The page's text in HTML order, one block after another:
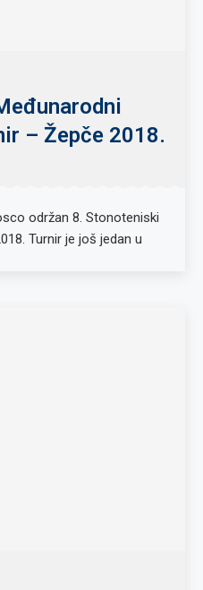
– Žepče 2018.
održan 8. Stonoteniski
Turnir je još jedan u